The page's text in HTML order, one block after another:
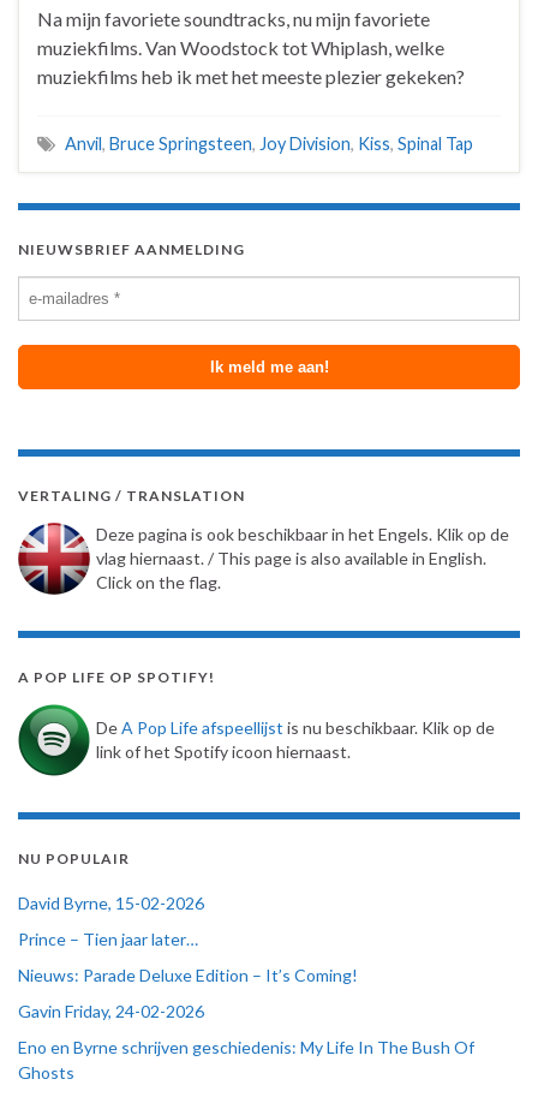
Na mijn favoriete soundtracks, nu mijn favoriete
muziekfilms. Van Woodstock tot Whiplash, welke
muziekfilms heb ik met het meeste plezier gekeken?
Anvil, Bruce Springsteen, Joy Division, Kiss, Spinal Tap
NIEUWSBRIEF AANMELDING
VERTALING / TRANSLATION
Deze pagina is ook beschikbaar in het Engels. Klik op de
vlag hiernaast. / This page is also available in English.
Click on the flag.
A POP LIFE OP SPOTIFY!
DeA Pop Life afspeellijst is nu beschikbaar. Klik op de
link of het Spotify icoon hiernaast.
NU POPULAIR
David Byrne, 15-02-2026
Prince – Tien jaar later…
Nieuws: Parade Deluxe Edition – It’s Coming!
Gavin Friday, 24-02-2026
Eno en Byrne schrijven geschiedenis: My Life In The Bush Of
Ghosts